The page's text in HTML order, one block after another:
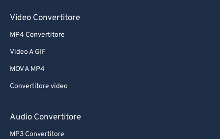
Video Convertitore
MP4 Convertitore
Video A GIF
MOV A MP4
Convertitore video
Audio Convertitore
MP3 Convertitore